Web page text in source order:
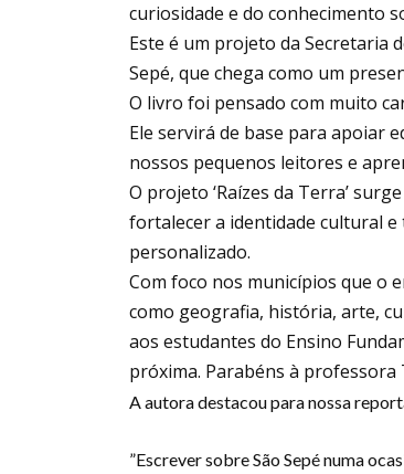
curiosidade e do conhecimento
Este é um projeto da Secretaria
Sepé, que chega como um
O livro foi pensado com muito
Ele servirá de base para apoiar
nossos pequenos leitores e
O projeto ‘Raízes da Terra’
fortalecer a identidade cultural
personalizado.
Com foco nos municípios que o
como geografia, história, arte,
aos estudantes do Ensino
próxima. Parabéns à
A autora destacou para nossa
”Escrever sobre São Sepé numa